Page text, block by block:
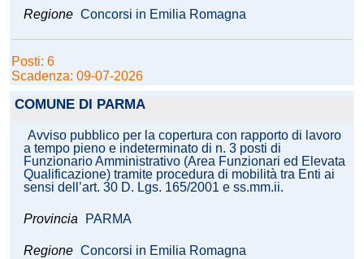
Regione Concorsi in Emilia Romagna
Posti: 6
Scadenza: 09-07-2026
COMUNE DI PARMA
Avviso pubblico per la copertura con rapporto di lavoro
a tempo pieno e indeterminato di n. 3 posti di
Funzionario Amministrativo (Area Funzionari ed Elevata
Qualificazione) tramite procedura di mobilità tra Enti ai
sensi dell’art. 30 D. Lgs. 165/2001 e ss.mm.ii.
Provincia PARMA
Regione Concorsi in Emilia Romagna